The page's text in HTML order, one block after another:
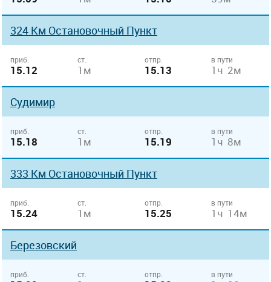
324 Км Остановочный Пункт
приб.
15.12
ст.
1м
отпр.
15.13
в пути
1ч 2м
Судимир
приб.
15.18
ст.
1м
отпр.
15.19
в пути
1ч 8м
333 Км Остановочный Пункт
приб.
15.24
ст.
1м
отпр.
15.25
в пути
1ч 14м
Березовский
приб. ст. отпр. в пути